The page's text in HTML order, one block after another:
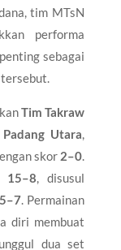
tim MTsN
performa
sebagai
Tim Takraw
Utara,
skor 2–0.
15–8, disusul
. Permainan
diri membuat
dua set